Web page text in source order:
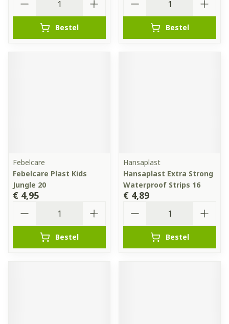
Bestel Bestel
Febelcare
Febelcare Plast Kids
Jungle 20
€ 4,95
Bestel
Hansaplast
Hansaplast Extra Strong
Waterproof Strips 16
€ 4,89
Bestel